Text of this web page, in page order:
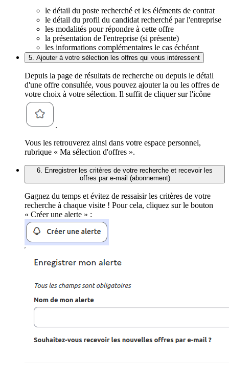
le détail du poste recherché et les éléments de contrat
le détail du profil du candidat recherché par l'entreprise
les modalités pour répondre à cette offre
la présentation de l'entreprise (si présente)
les informations complémentaires le cas échéant
5. Ajouter à votre sélection les offres qui vous intéressent
Depuis la page de résultats de recherche ou depuis le détail
d'une offre consultée, vous pouvez ajouter la ou les offres de
votre choix à votre sélection. Il suffit de cliquer sur l'icône
.
Vous les retrouverez ainsi dans votre espace personnel,
rubrique « Ma sélection d'offres ».
6. Enregistrer les critères de votre recherche et recevoir les
offres par e-mail (abonnement)
Gagnez du temps et évitez de ressaisir les critères de votre
recherche à chaque visite ! Pour cela, cliquez sur le bouton
« Créer une alerte » :